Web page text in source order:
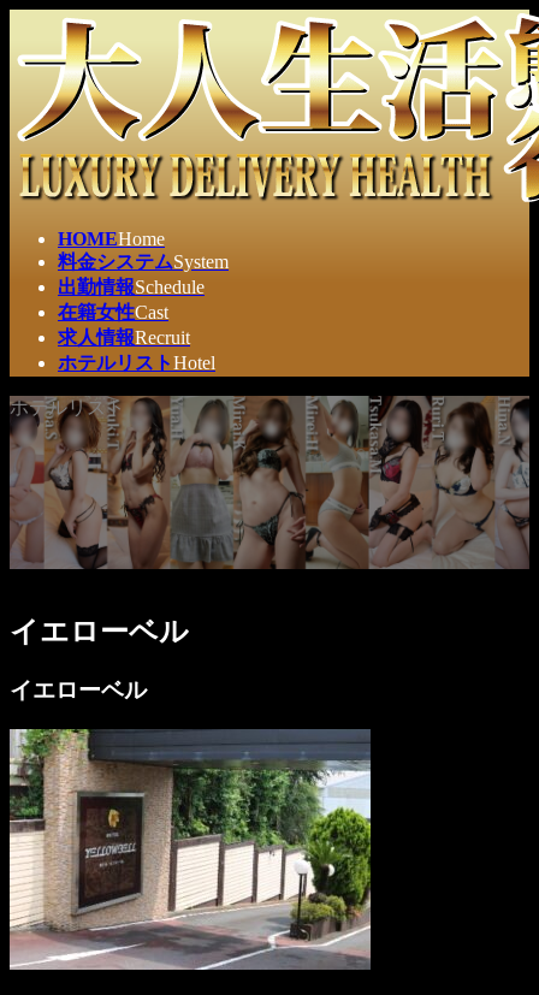
テ
ツ
へ
ス
キ
ゲ
シ
ョ
ン
に
HOMEHome
料金システムSystem
出勤情報Schedule
在籍女性Cast
求人情報Recruit
ホテルリストHotel
ホテルリスト
イエローベル
イエローベル